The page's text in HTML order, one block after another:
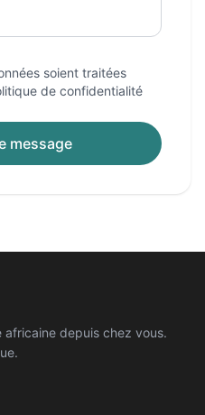
soient traitées
de confidentialité
message
africaine depuis chez vous.